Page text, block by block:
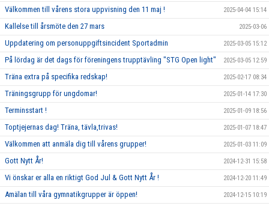
Välkommen till vårens stora uppvisning den 11 maj ! 2025-04-04 15:14
Kallelse till årsmöte den 27 mars 2025-03-06
Uppdatering om personuppgiftsincident Sportadmin 2025-03-05 15:12
På lördag är det dags för föreningens trupptävling "STG Open light" 2025-03-05 12:59
Träna extra på specifika redskap! 2025-02-17 08:34
Träningsgrupp för ungdomar! 2025-01-14 17:30
Terminsstart ! 2025-01-09 18:56
Toptjejernas dag! Träna, tävla,trivas! 2025-01-07 18:47
Välkommen att anmäla dig till vårens grupper! 2025-01-03 11:09
Gott Nytt År! 2024-12-31 15:58
Vi önskar er alla en riktigt God Jul & Gott Nytt År ! 2024-12-20 11:49
Amälan till våra gymnatikgrupper är öppen! 2024-12-15 10:19